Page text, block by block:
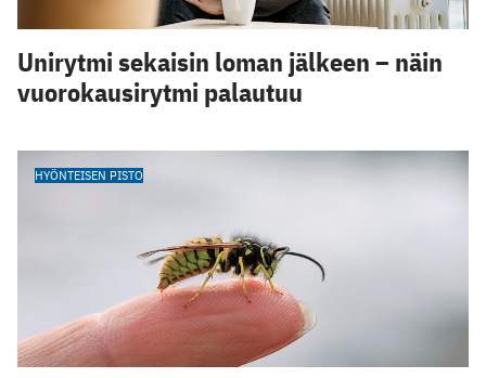
Unirytmi sekaisin loman jälkeen – näin
vuorokausirytmi palautuu
HYÖNTEISEN PISTO